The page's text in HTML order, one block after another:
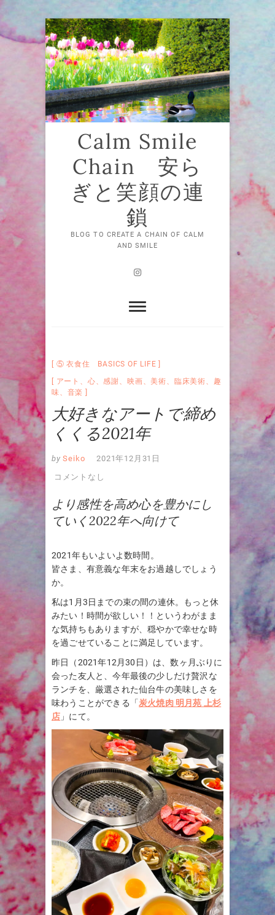
Skip
to
content
Calm Smile
Chain 安ら
ぎと笑顔の連
鎖
BLOG TO CREATE A CHAIN OF CALM
AND SMILE
Instagram
⑤ 衣食住 BASICS OF LIFE
アート
心 、感謝 映画 、美術 臨床美術
趣
味
音楽
大好きなアートで締め
くくる2021年
by Seiko
2021年12月31日
コメントなし
より感性を高め心を豊かにし
ていく2022年へ向けて
2021年もいよいよ数時間。
皆さま、有意義な年末をお過越しでしょう
か。
私は1月3日までの束の間の連休。もっと休
みたい！時間が欲しい！！というわがまま
な気持ちもありますが、穏やかで幸せな時
を過ごせていることに満足しています。
昨日（2021年12月30日）は、数ヶ月ぶりに
会った友人と、今年最後の少しだけ贅沢な
ランチを、厳選された仙台牛の美味しさを
味わうことができる「炭火焼肉 明月苑 上杉
店 」にて。